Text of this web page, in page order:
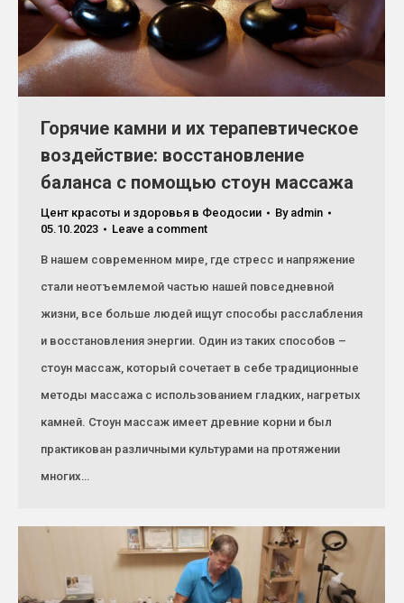
Горячие камни и их терапевтическое
воздействие: восстановление
баланса с помощью стоун массажа
Цент красоты и здоровья в Феодосии By admin
05.10.2023
Leave a comment
В нашем современном мире, где стресс и напряжение
стали неотъемлемой частью нашей повседневной
жизни, все больше людей ищут способы расслабления
и восстановления энергии. Один из таких способов –
стоун массаж, который сочетает в себе традиционные
методы массажа с использованием гладких, нагретых
камней. Стоун массаж имеет древние корни и был
практикован различными культурами на протяжении
многих…